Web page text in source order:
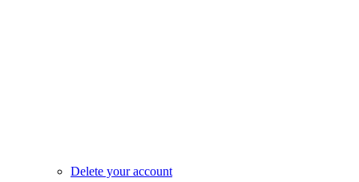
Delete your account